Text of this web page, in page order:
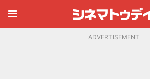
ADVERTISEMENT